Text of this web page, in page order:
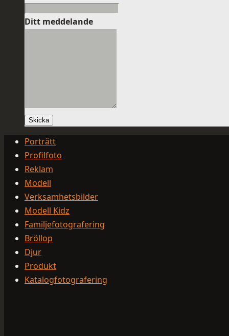
Ditt meddelande
Skicka
Porträtt
Profilfoto
Reklam
Modell
Verksamhetsbilder
Modell Kidz
Familjefotografering
Bröllop
Djur
Produkt
Katalogfotografering